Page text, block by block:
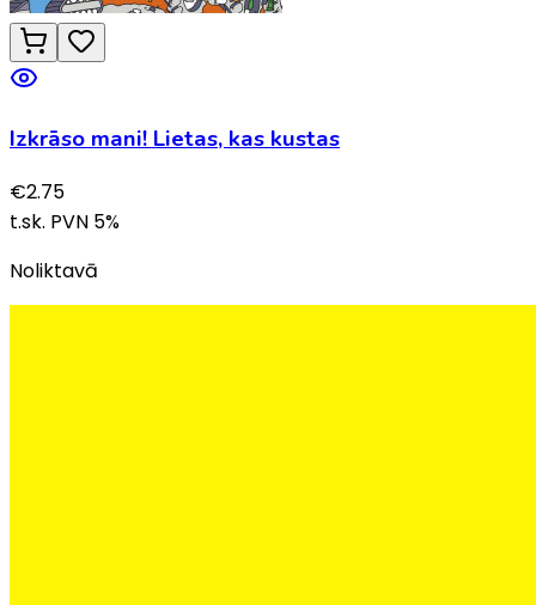
Izkrāso mani! Lietas, kas kustas
€2.75
t.sk. PVN 5%
Noliktavā